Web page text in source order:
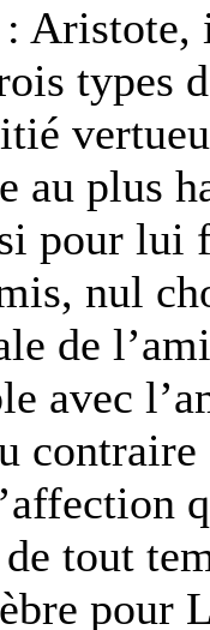
: Aristote,
types
au plus
pour lui
nul
de
avec
tout
pour